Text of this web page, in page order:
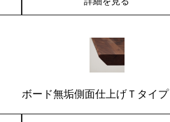
ボード無垢側面仕上げＴタイプ